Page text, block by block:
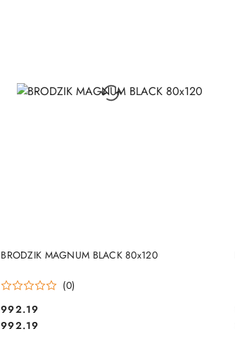
BRODZIK MAGNUM BLACK 80x120
(0)
Cena:
992.19
Cena:
992.19
DO KOSZYKA